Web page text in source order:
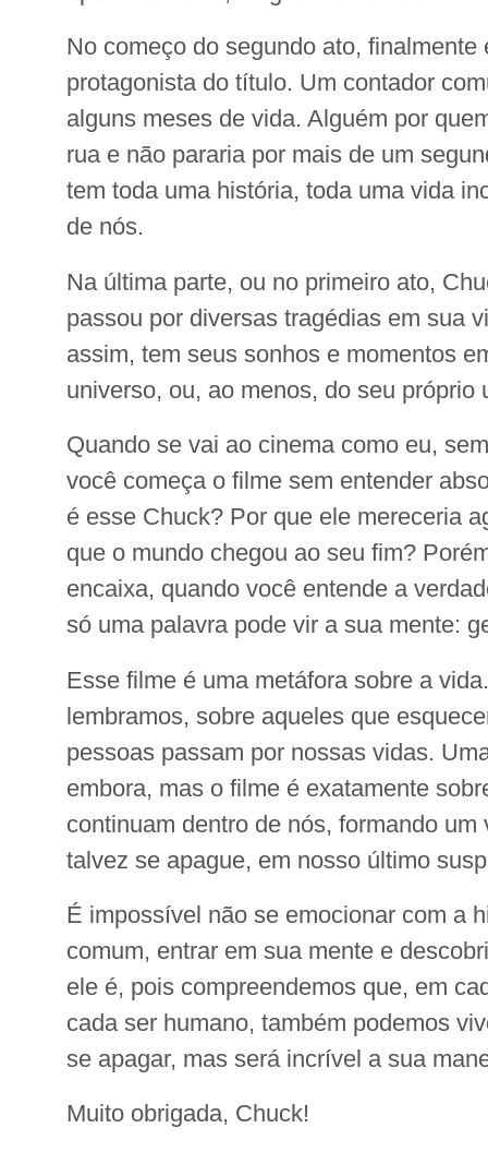
No começo do segundo ato, finalmente
protagonista do título. Um contador
alguns meses de vida. Alguém por
rua e não pararia por mais de um
tem toda uma história, toda uma vida
de nós.
Na última parte, ou no primeiro ato,
passou por diversas tragédias em sua
assim, tem seus sonhos e momentos
universo, ou, ao menos, do seu próprio
Quando se vai ao cinema como eu,
você começa o filme sem entender
é esse Chuck? Por que ele mereceria
que o mundo chegou ao seu fim?
encaixa, quando você entende a
só uma palavra pode vir a sua mente:
Esse filme é uma metáfora sobre a
lembramos, sobre aqueles que
pessoas passam por nossas vidas.
embora, mas o filme é exatamente
continuam dentro de nós, formando um
talvez se apague, em nosso último
É impossível não se emocionar com a
comum, entrar em sua mente e
ele é, pois compreendemos que, em
cada ser humano, também podemos
se apagar, mas será incrível a sua
Muito obrigada, Chuck!